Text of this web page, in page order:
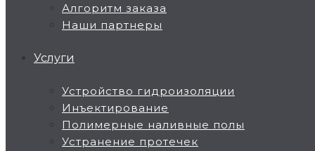
Алгоритм заказа
Наши партнеры
Услуги
Устройство гидроизоляции
Инъектирование
Полимерные наливные полы
Устранение протечек